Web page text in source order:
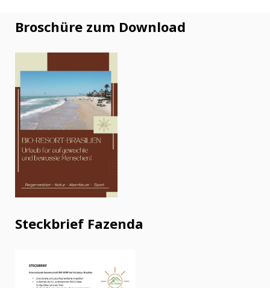
Broschüre zum Download
Steckbrief Fazenda